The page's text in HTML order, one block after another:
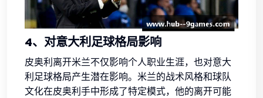
4、对意大利足球格局影响
皮奥利离开米兰不仅影响个人职业生涯，也对意大
利足球格局产生潜在影响。米兰的战术风格和球队
文化在皮奥利手中形成了特定模式，他的离开可能